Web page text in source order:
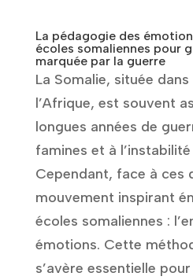
La pédagogie des
écoles somaliennes pour
marquée par la guerre
La Somalie, située
l’Afrique, est souvent
longues années de
famines et à
Cependant, face à ces
mouvement inspirant
écoles somaliennes :
émotions. Cette
s’avère essentielle